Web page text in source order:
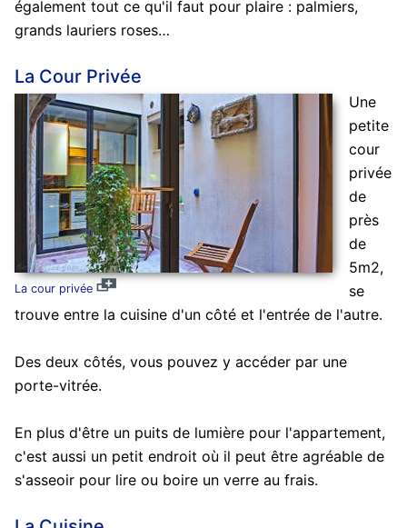
également tout ce qu'il faut pour plaire : palmiers,
grands lauriers roses…
La Cour Privée
La cour privée
Une
petite
cour
privée
de
près
de
5m2,
se
trouve entre la cuisine d'un côté et l'entrée de l'autre.
Des deux côtés, vous pouvez y accéder par une
porte-vitrée.
En plus d'être un puits de lumière pour l'appartement,
c'est aussi un petit endroit où il peut être agréable de
s'asseoir pour lire ou boire un verre au frais.